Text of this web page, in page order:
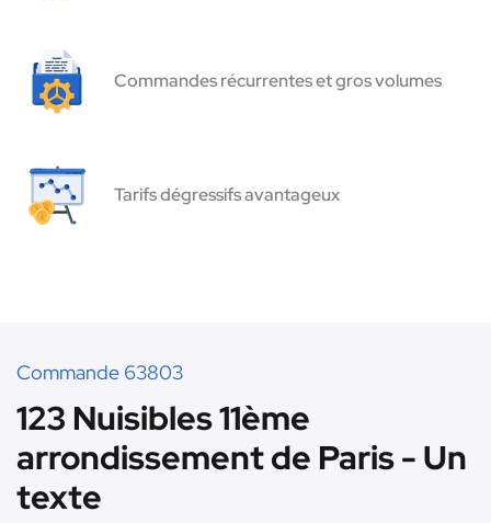
Commandes récurrentes et gros volumes
Tarifs dégressifs avantageux
Commande 63803
123 Nuisibles 11ème
arrondissement de Paris - Un
texte